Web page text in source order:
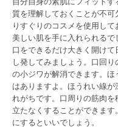
質を理解しておくことが不
りすぐりのコスメを使用し
美しい肌を手に入れられるで
口をできるだけ大きく開け
し発してみましょう。口回
の小ジワが解消できます。
はありますよ。ほうれい線
れがちです。口周りの筋肉
立たなくすることができま
にするといいでしょう。